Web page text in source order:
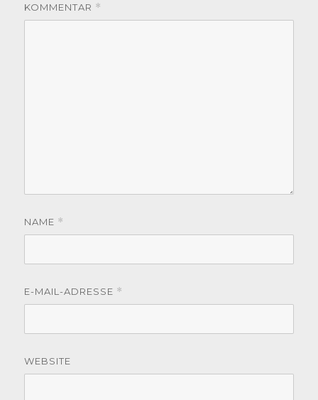
KOMMENTAR *
NAME *
E-MAIL-ADRESSE *
WEBSITE